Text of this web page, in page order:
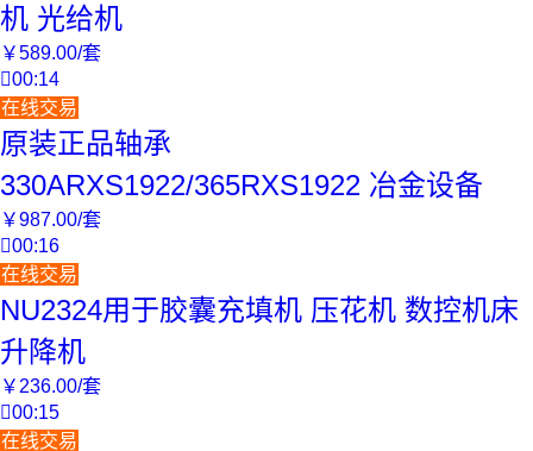
机 光给机
￥589.00/套
00:14
在线交易
原装正品轴承
330ARXS1922/365RXS1922 冶金设备
￥987.00/套
00:16
在线交易
NU2324用于胶囊充填机 压花机 数控机床
升降机
￥ 236.00/套
00:15
在线交易